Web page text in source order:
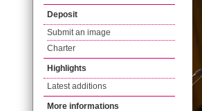
Deposit
Submit an image
Charter
Highlights
Latest additions
More informations